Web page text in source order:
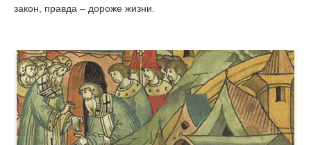
закон, правда – дороже жизни.